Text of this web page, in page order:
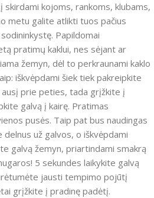
kojoms, rankoms, klubams,
metu galite atlikti tuos pačius
Papildomai
pratimų kaklui, nes sėjant ar
žemyn, dėl to perkraunami kaklo
iškvėpdami šiek tiek pakreipkite
prie peties, tada grįžkite į
galvą į kairę. Pratimas
pusės. Taip pat bus naudingas
už galvos, o iškvėpdami
galvą žemyn, priartindami smakrą
5 sekundes laikykite galvą
jausti tempimo pojūtį
grįžkite į pradinę padėtį.